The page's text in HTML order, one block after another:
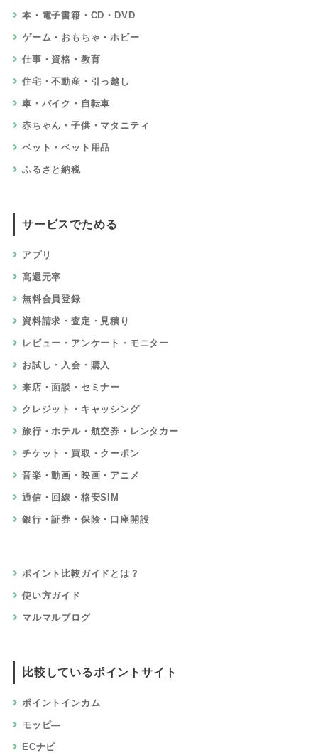
本・電子書籍・CD・DVD
ゲーム・おもちゃ・ホビー
仕事・資格・教育
住宅・不動産・引っ越し
車・バイク・自転車
赤ちゃん・子供・マタニティ
ペット・ペット用品
ふるさと納税
サービスでためる
アプリ
高還元率
無料会員登録
資料請求・査定・見積り
レビュー・アンケート・モニター
お試し・入会・購入
来店・面談・セミナー
クレジット・キャッシング
旅行・ホテル・航空券・レンタカー
チケット・買取・クーポン
音楽・動画・映画・アニメ
通信・回線・格安SIM
銀行・証券・保険・口座開設
ポイント比較ガイドとは？
使い方ガイド
マルマルブログ
比較しているポイントサイト
ポイントインカム
モッピ―
ECナビ